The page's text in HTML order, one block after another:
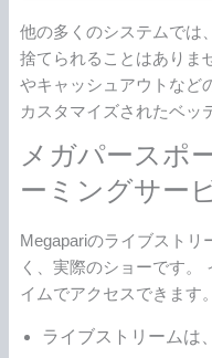
他の多くのシステムでは
捨てられることはありま
やキャッシュアウトなど
カスタマイズされたベッ
メガパースポ
ーミングサー
Megapariのライブスト
く、実際のショーです。
イムでアクセスできます。
ライブストリームは